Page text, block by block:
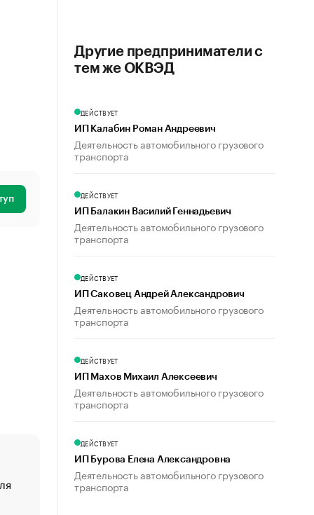
«От спорта тело стареет иначе». Как живет глава
создавшей GTA
Другие предприниматели с
тем же ОКВЭД
ДЕЙСТВУЕТ
ИП Калабин Роман Андреевич
Деятельность автомобильного грузового
транспорта
ДЕЙСТВУЕТ
ИП Балакин Василий Геннадьевич
Деятельность автомобильного грузового
транспорта
ДЕЙСТВУЕТ
ИП Саковец Андрей Александрович
Деятельность автомобильного грузового
транспорта
ДЕЙСТВУЕТ
ИП Махов Михаил Алексеевич
Деятельность автомобильного грузового
транспорта
ДЕЙСТВУЕТ
ИП Бурова Елена Александровна
Деятельность автомобильного грузового
транспорта